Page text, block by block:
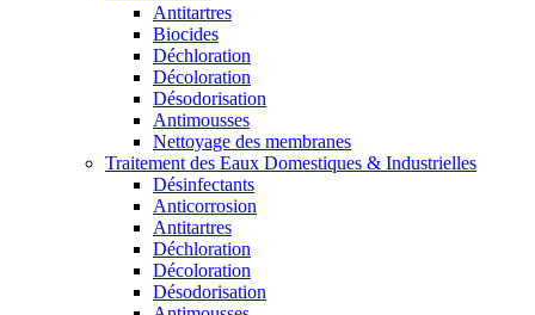
Antitartres
Biocides
Déchloration
Décoloration
Désodorisation
Antimousses
Nettoyage des membranes
Traitement des Eaux Domestiques & Industrielles
Désinfectants
Anticorrosion
Antitartres
Déchloration
Décoloration
Désodorisation